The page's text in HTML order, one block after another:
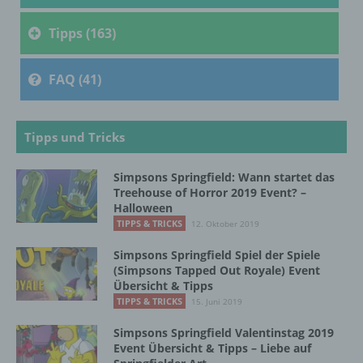
Tipps (163)
FAQ (41)
Tipps und Tricks
Simpsons Springfield: Wann startet das
Treehouse of Horror 2019 Event? –
Halloween
TIPPS & TRICKS 12. Oktober 2019
Simpsons Springfield Spiel der Spiele
(Simpsons Tapped Out Royale) Event
Übersicht & Tipps
TIPPS & TRICKS 15. Juni 2019
Simpsons Springfield Valentinstag 2019
Event Übersicht & Tipps – Liebe auf
Name und Anschrift des für die Verarbeitung
Verantwortlicher im Sinne der Datenschutz-
der Europäischen Union geltenden
Datenschutzgesetze und anderer Bestimmungen
mit datenschutzrechtlichem Charakter ist die:
InnoMobile GmbH
Schlehenweg 20
18069 Lambrechtshagen
DE
Cookies / SessionStorage / LocalStorage